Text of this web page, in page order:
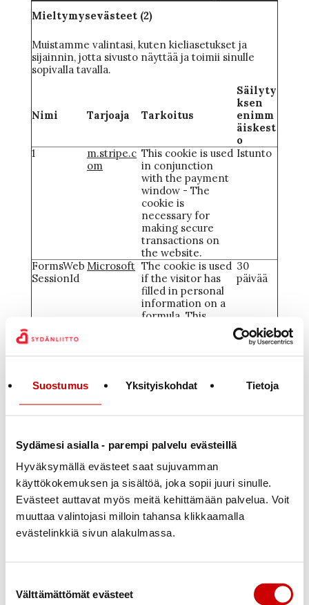
Suostumus Yksityiskohdat Tietoja
Sydämesi asialla - parempi palvelu evästeillä
Hyväksymällä evästeet saat sujuvamman
käyttökokemuksen ja sisältöä, joka sopii juuri sinulle.
Evästeet auttavat myös meitä kehittämään palvelua. Voit
muuttaa valintojasi milloin tahansa klikkaamalla
evästelinkkiä sivun alakulmassa.
valinta
Välttämättömät evästeet
Mieltymysevästeet (2)
Muistamme valintasi, kuten kieliasetukset ja
sijainnin, jotta sivusto näyttää ja toimii sinulle
sopivalla tavalla.
Nimi Tarjoaja Tarkoitus
Säilyty
ksen
enimm
äiskest
o
1
m.stripe.c
om
This cookie is used
in conjunction
with the payment
window - The
cookie is
necessary for
making secure
transactions on
the website.
Istunto
FormsWeb
SessionId
Microsoft The cookie is used
if the visitor has
filled in personal
information on a
formula. This
information will be
used to optimize
30
päivää
Keräämme tietoa siitä, miten sivustoa käytetään.
Näin voimme parantaa sisältöä ja tehdä
palvelusta entistä sujuvamman.
Tarjoaja
Säilyty
ksen